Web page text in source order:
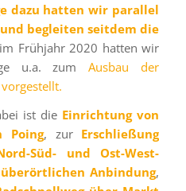
dazu hatten wir parallel
begleiten seitdem die
Frühjahr 2020 hatten wir
u.a. zumAusbau der
ist die Einrichtung von
Poing, zur Erschließung
Süd- und Ost-West-
überörtlichen Anbindung,